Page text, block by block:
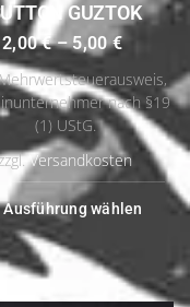
GUZTOK
2,00€–5,00€
nach §19
(1) UStG.
Versandkosten
Ausführung wählen